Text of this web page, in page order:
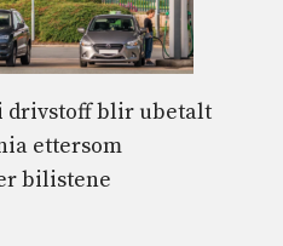
i drivstoff blir ubetalt
ettersom
bilistene